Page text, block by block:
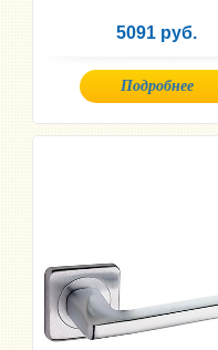
5091 руб.
Подробнее